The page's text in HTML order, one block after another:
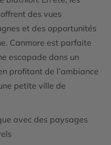
offrent desvues
et des opportunités
Canmore est parfaite
escapade dans un
profitant de l’ambiance
petite ville de
avec des paysages